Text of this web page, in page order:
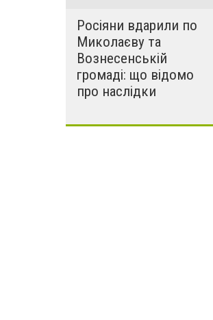
Росіяни вдарили по
Миколаєву та
Вознесенській
громаді: що відомо
про наслідки